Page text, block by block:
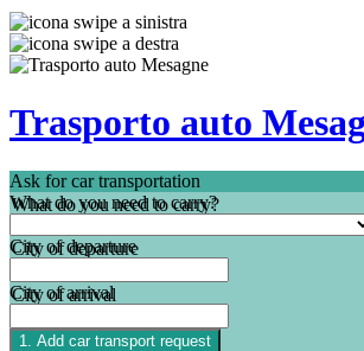
Trasporto auto
Ask for car transportation
What do you need to carry?
City of departure
City of arrival